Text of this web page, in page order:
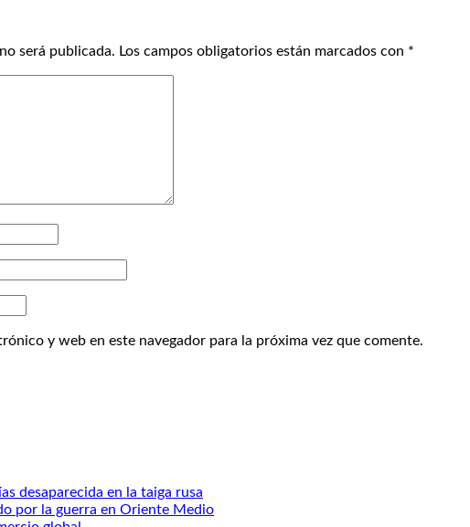
será publicada. Los campos obligatorios están marcados con *
y web en este navegador para la próxima vez que comente.
desaparecida en la taiga rusa
por la guerra en Oriente Medio